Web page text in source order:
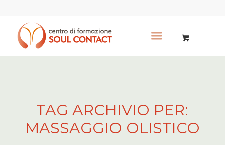
TAG ARCHIVIO PER:
MASSAGGIO OLISTICO